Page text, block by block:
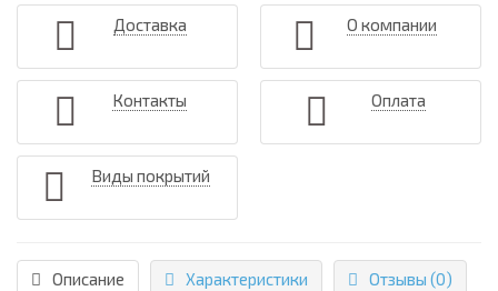
Доставка О компании
Контакты Оплата
Виды покрытий
Описание Характеристики Отзывы (0)